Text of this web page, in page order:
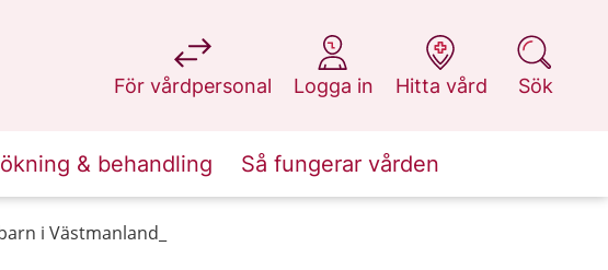
För vårdpersonal
på 1177.se
Logga in
på 1177.se
Hitta vård
på 1177.se
Sök
på 1177.se
& behandling Så fungerar vården
i Västmanland_